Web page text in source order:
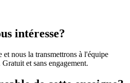
intéresse?
nous la transmettrons à l'équipe
et sans engagement.